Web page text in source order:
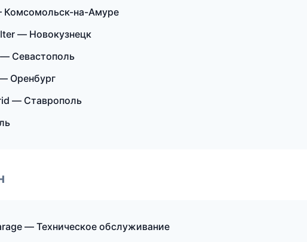
Комсомольск-на-Амуре
— Новокузнецк
Севастополь
— Оренбург
— Ставрополь
— Техническое обслуживание